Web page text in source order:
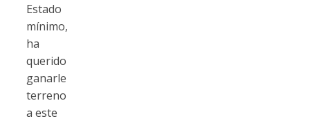
Estado
mínimo,
ha
querido
ganarle
terreno
a este